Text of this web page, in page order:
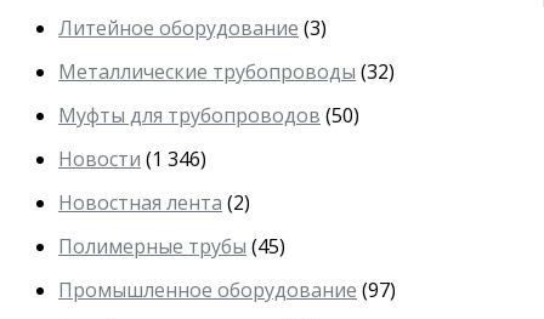
Литейное оборудование (3)
Металлические трубопроводы (32)
Муфты для трубопроводов (50)
Новости (1 346)
Новостная лента (2)
Полимерные трубы (45)
Промышленное оборудование (97)